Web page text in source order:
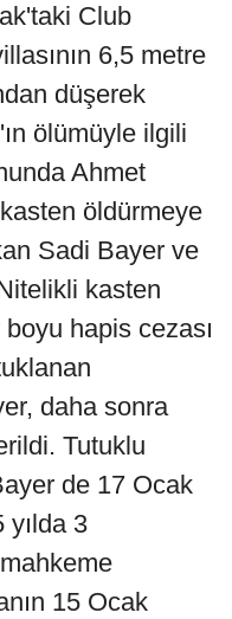
Club
6,5 metre
düşerek
ölümüyle ilgili
Ahmet
öldürmeye
Sadi Bayer ve
kasten
hapis cezası
daha sonra
Tutuklu
de 17 Ocak
yılda 3
15 Ocak